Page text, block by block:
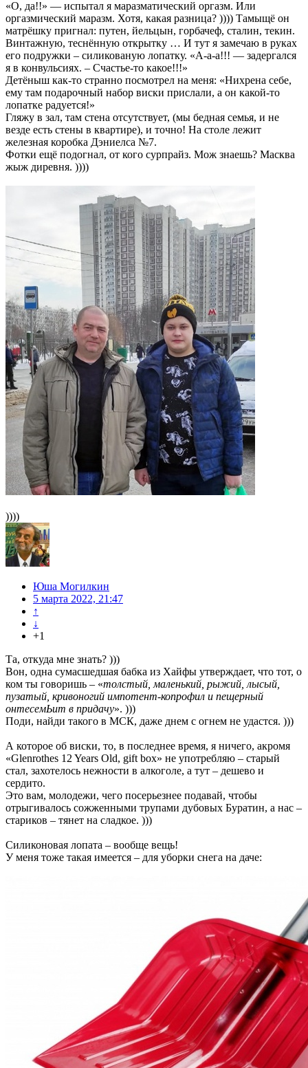
«О, да!!» — испытал я маразматический оргазм. Или
оргазмический маразм. Хотя, какая разница? )))) Тамыщё он
матрёшку пригнал: путен, йельцын, горбачеф, сталин, текин.
Винтажную, теснённую открытку … И тут я замечаю в руках
его подружки – силикованую лопатку. «А-а-а!!! — задергался
я в конвульсиях. – Счастье-то какое!!!»
Детёныш как-то странно посмотрел на меня: «Нихрена себе,
ему там подарочный набор виски прислали, а он какой-то
лопатке радуется!»
Гляжу в зал, там стена отсутствует, (мы бедная семья, и не
везде есть стены в квартире), и точно! На столе лежит
железная коробка Дэниелса №7.
Фотки ещё подогнал, от кого сурпрайз. Мож знаешь? Масква
жыж диревня. ))))
))))
Юша Могилкин
5 марта 2022, 21:47
↑
↓
+1
Та, откуда мне знать? )))
Вон, одна сумасшедшая бабка из Хайфы утверждает, что тот, о
ком ты говоришь – «толстый, маленький, рыжий, лысый,
пузатый, кривоногий импотент-копрофил и пещерный
онтесемЬит в придачу». )))
Поди, найди такого в МСК, даже днем с огнем не удастся. )))
А которое об виски, то, в последнее время, я ничего, акромя
«Glenrothes 12 Years Old, gift box» не употребляю – старый
стал, захотелось нежности в алкоголе, а тут – дешево и
сердито.
Это вам, молодежи, чего посерьезнее подавай, чтобы
отрыгивалось сожженными трупами дубовых Буратин, а нас –
стариков – тянет на сладкое. )))
Силиконовая лопата – вообще вещь!
У меня тоже такая имеется – для уборки снега на даче: